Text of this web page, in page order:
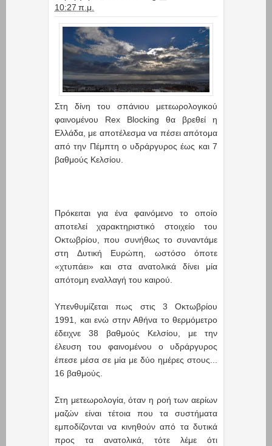
10:27 π.μ.
Στη δίνη του σπάνιου μετεωρολογικού
φαινομένου Rex Blocking θα βρεθεί η
Ελλάδα, με αποτέλεσμα να πέσει απότομα
από την Πέμπτη ο υδράργυρος έως και 7
βαθμούς Κελσίου.
Πρόκειται για ένα φαινόμενο το οποίο
αποτελεί χαρακτηριστικό στοιχείο του
Οκτωβρίου, που συνήθως το συναντάμε
στη Δυτική Ευρώπη, ωστόσο όποτε
«χτυπάει» και στα ανατολικά δίνει μία
απότομη εναλλαγή του καιρού.
Υπενθυμίζεται πως στις 3 Οκτωβρίου
1991, και ενώ στην Αθήνα το θερμόμετρο
έδειχνε 38 βαθμούς Κελσίου, με την
έλευση του φαινομένου ο υδράργυρος
έπεσε μέσα σε μία με δύο ημέρες στους...
16 βαθμούς.
Στη μετεωρολογία, όταν η ροή των αερίων
μαζών είναι τέτοια που τα συστήματα
εμποδίζονται να κινηθούν από τα δυτικά
προς τα ανατολικά, τότε λέμε ότι